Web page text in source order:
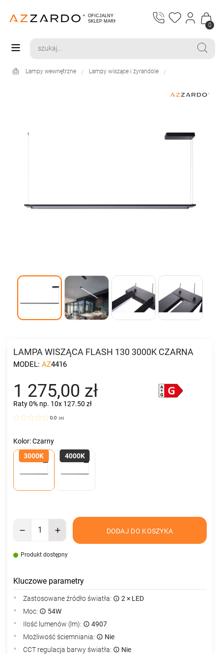
0
Lampy wewnętrzne Lampy wiszące i żyrandole
LAMPA WISZĄCA FLASH 130 3000K CZARNA
MODEL: AZ4416
1 275,00 zł
Raty 0% np. 10x 127.50 zł
0.0 (0)
Kolor: Czarny
3000K
4000K
DODAJ DO KOSZYKA
Produkt dostępny
Kluczowe parametry
Zastosowane źródło światła:
2 × LED
Moc:
54W
Ilość lumenów (lm):
4907
Możliwość ściemniania:
Nie
CCT regulacja barwy światła:
Nie